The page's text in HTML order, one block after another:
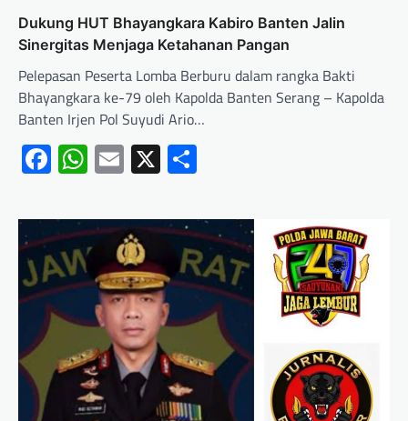
Dukung HUT Bhayangkara Kabiro Banten Jalin
Sinergitas Menjaga Ketahanan Pangan
Pelepasan Peserta Lomba Berburu dalam rangka Bakti
Bhayangkara ke-79 oleh Kapolda Banten Serang – Kapolda
Banten Irjen Pol Suyudi Ario…
Facebook
WhatsApp
Email
X